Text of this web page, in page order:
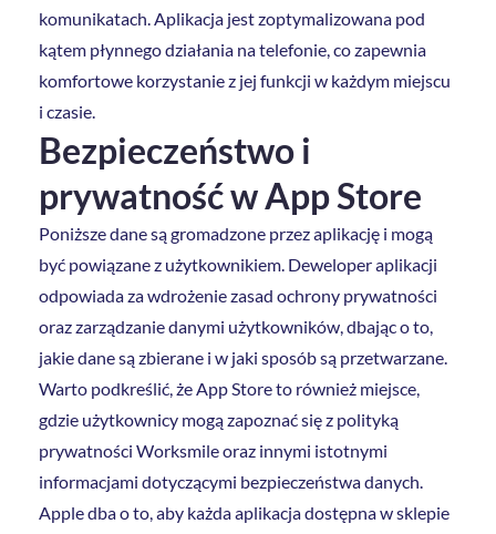
komunikatach. Aplikacja jest zoptymalizowana pod
kątem płynnego działania na telefonie, co zapewnia
komfortowe korzystanie z jej funkcji w każdym miejscu
i czasie.
Bezpieczeństwo i
prywatność w App Store
Poniższe dane są gromadzone przez aplikację i mogą
być powiązane z użytkownikiem. Deweloper aplikacji
odpowiada za wdrożenie zasad ochrony prywatności
oraz zarządzanie danymi użytkowników, dbając o to,
jakie dane są zbierane i w jaki sposób są przetwarzane.
Warto podkreślić, że App Store to również miejsce,
gdzie użytkownicy mogą zapoznać się z polityką
prywatności Worksmile oraz innymi istotnymi
informacjami dotyczącymi bezpieczeństwa danych.
Apple dba o to, aby każda aplikacja dostępna w sklepie